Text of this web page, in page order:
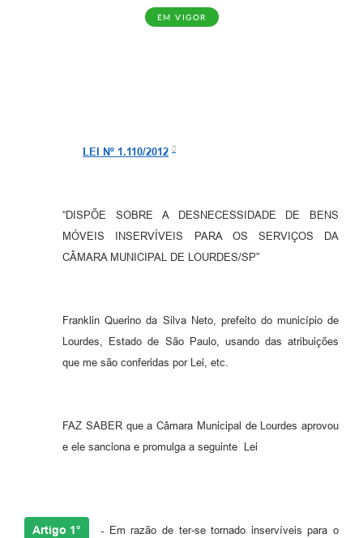
REQUERIMENTO DE RESTITUIÇÃO DA TAXA DE INSCRIÇÃO
Cadastro usuários de transporte para Trabalho
Cadastro para Estágio
Junta Militar
EM VIGOR
LEI Nº 1.110/2012
“DISPÕE SOBRE A DESNECESSIDADE DE BENS
MÓVEIS INSERVÍVEIS PARA OS SERVIÇOS DA
CÂMARA MUNICIPAL DE LOURDES/SP”
Franklin Querino da Silva Neto, prefeito do município de
Lourdes, Estado de São Paulo, usando das atribuições
que me são conferidas por Lei, etc.
FAZ SABER que a Câmara Municipal de Lourdes aprovou
e ele sanciona e promulga a seguinte Lei
Artigo 1° - Em razão de ter-se tornado inservíveis para o